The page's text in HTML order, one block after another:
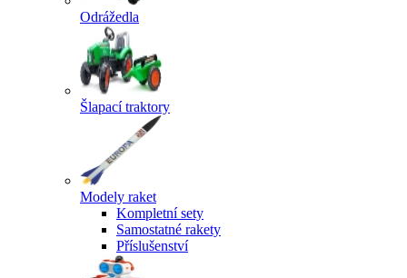
Odrážedla
Šlapací traktory
Modely raket
Kompletní sety
Samostatné rakety
Příslušenství